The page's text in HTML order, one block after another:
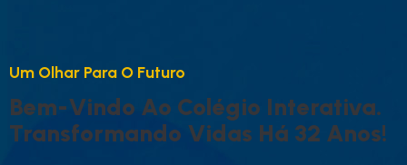
UM OLHAR PARA O FUTURO
BEM-VINDO AO COLÉGIO INTERATIVA.
TRANSFORMANDO VIDAS HÁ 32 ANOS!